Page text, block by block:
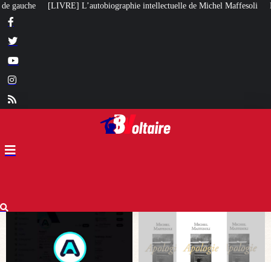
intellectuelle de Michel Maffesoli Pour regagner son influence en